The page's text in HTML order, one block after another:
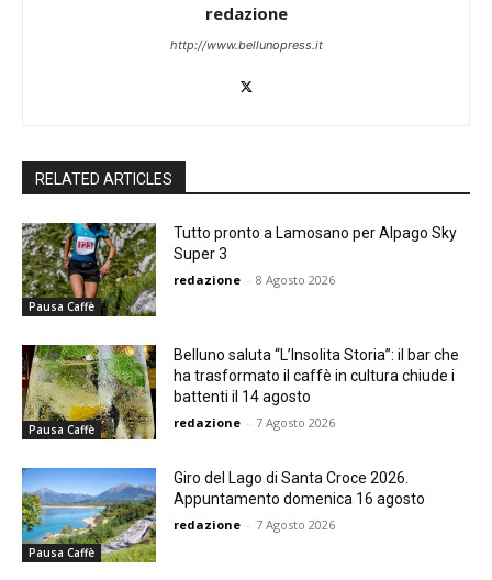
redazione
http://www.bellunopress.it
RELATED ARTICLES
Pausa Caffè
Tutto pronto a Lamosano per Alpago Sky
Super 3
redazione - 8 Agosto 2026
Pausa Caffè
Belluno saluta “L’Insolita Storia”: il bar che
ha trasformato il caffè in cultura chiude i
battenti il 14 agosto
redazione - 7 Agosto 2026
Pausa Caffè
Giro del Lago di Santa Croce 2026.
Appuntamento domenica 16 agosto
redazione - 7 Agosto 2026